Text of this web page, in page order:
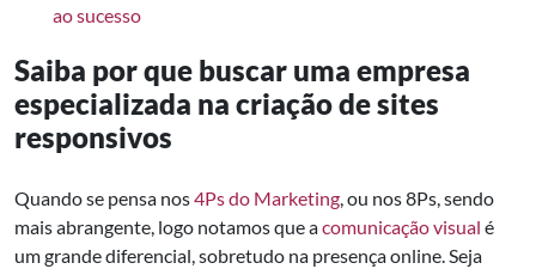
ao sucesso
Saiba por que buscar uma empresa
especializada na criação de sites
responsivos
Quando se pensa nos4Ps do Marketing, ou nos 8Ps, sendo
mais abrangente, logo notamos que acomunicação visual é
um grande diferencial, sobretudo na presença online. Seja